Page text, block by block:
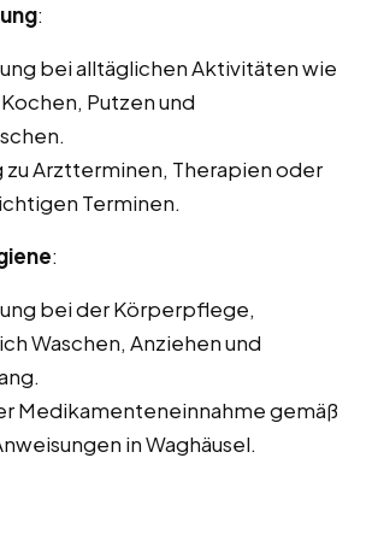
:
bei alltäglichen Aktivitäten wie
Putzen und
Arztterminen, Therapien oder
Terminen.
:
bei der Körperpflege,
Waschen, Anziehen und
Medikamenteneinnahme gemäß
in Waghäusel.